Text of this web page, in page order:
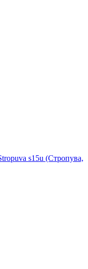
s15u (Стропува,